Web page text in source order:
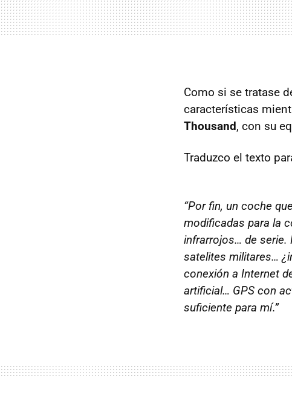
Como si se tratase
características
Thousand, con su
Traduzco el texto
“Por fin, un coche
modificadas para la
infrarrojos… de serie.
satelites militares…
conexión a Internet
artificial… GPS con
suficiente para mí.”